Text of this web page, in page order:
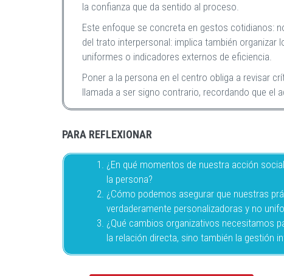
la confianza que da sentido al proceso.
Este enfoque se concreta en gestos cotidianos:
del trato interpersonal: implica también organizar
uniformes o indicadores externos de eficiencia.
Poner a la persona en el centro obliga a revisar
llamada a ser signo contrario, recordando que el
PARA REFLEXIONAR
¿En qué momentos de nuestra acción
la persona?
¿Cómo podemos asegurar que nuestras
verdaderamente personalizadoras y no
¿Qué cambios organizativos necesitamos
la relación directa, sino también la gestión